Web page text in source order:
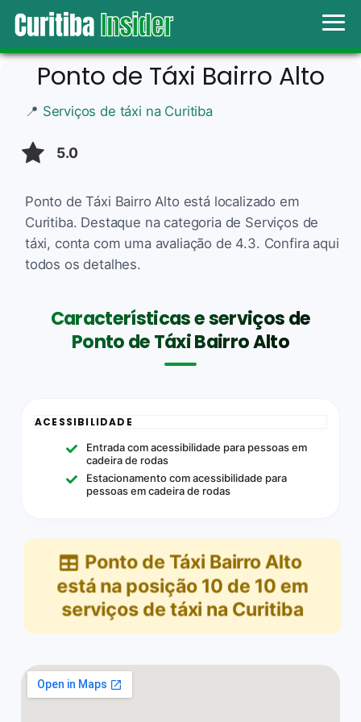
Ponto de Táxi Bairro Alto
📍 Serviços de táxi na Curitiba
5.0
Ponto de Táxi Bairro Alto está localizado em
Curitiba. Destaque na categoria de Serviços de
táxi, conta com uma avaliação de 4.3. Confira aqui
todos os detalhes.
Características e serviços de
Ponto de Táxi Bairro Alto
ACESSIBILIDADE
Entrada com acessibilidade para pessoas em
cadeira de rodas
Estacionamento com acessibilidade para
pessoas em cadeira de rodas
Ponto de Táxi Bairro Alto
está na posição 10 de 10 em
serviços de táxi na Curitiba